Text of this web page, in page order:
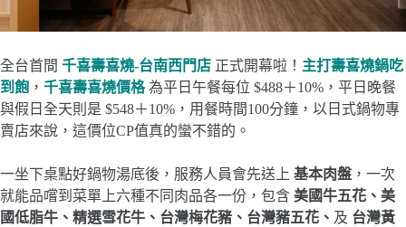
全台首間 千喜壽喜燒-台南西門店 正式開幕啦！ 主打壽喜燒鍋吃
到飽 ， 千喜壽喜燒價格為平日午餐每位 $488＋10%，平日晚餐
與假日全天則是 $548＋10%，用餐時間100分鐘，以日式鍋物專
賣店來說，這價位CP值真的蠻不錯的。
一坐下桌點好鍋物湯底後，服務人員會先送上 基本肉盤 ，一次
就能品嚐到菜單上六種不同肉品各一份，包含 美國牛五花、美
國低脂牛、精選雪花牛、台灣梅花豬、台灣豬五花、 及 台灣黃